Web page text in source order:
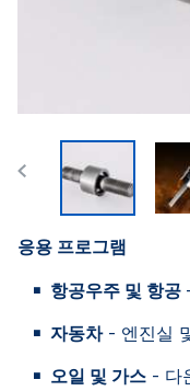
응용 프로그램
항공우주 및 항공
자동차- 엔진실
오일 및 가스 - 다